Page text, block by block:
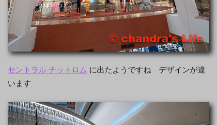
セントラル チットロム に出たようですね デザインが違
います